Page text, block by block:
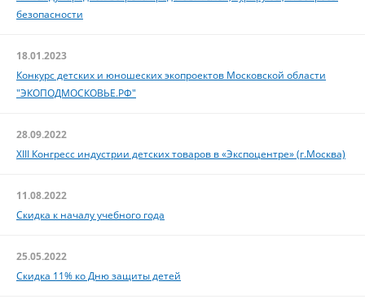
безопасности
18.01.2023
Конкурс детских и юношеских экопроектов Московской области
"ЭКОПОДМОСКОВЬЕ.РФ"
28.09.2022
XIII Конгресс индустрии детских товаров в «Экспоцентре» (г.Москва)
11.08.2022
Скидка к началу учебного года
25.05.2022
Скидка 11% ко Дню защиты детей